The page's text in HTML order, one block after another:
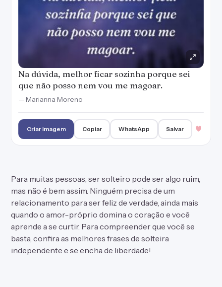
Na dúvida, melhor ficar sozinha porque sei
que não posso nem vou me magoar.
— Marianna Moreno
Criar imagem Copiar WhatsApp Salvar
Para muitas pessoas, ser solteiro pode ser algo ruim,
mas não é bem assim. Ninguém precisa de um
relacionamento para ser feliz de verdade, ainda mais
quando o amor-próprio domina o coração e você
aprende a se curtir. Para compreender que você se
basta, confira as melhores frases de solteira
independente e se encha de liberdade!